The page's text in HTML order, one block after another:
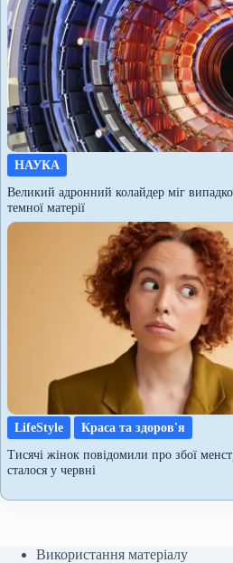
НАУКА
Великий адронний колайдер міг
темної матерії
LifeStyle
Краса та здоров'я
Тисячі жінок повідомили про збої
сталося у червні
Використання матеріалу